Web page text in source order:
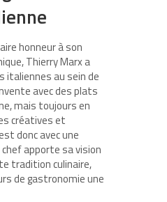
honneur à son
Thierry Marx a
italiennes au sein de
avec des plats
mais toujours en
créatives et
donc avec une
apporte sa vision
tradition culinaire,
de gastronomie une